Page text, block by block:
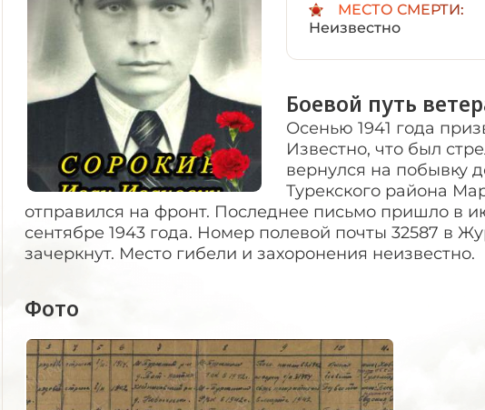
МЕСТО СМЕРТИ:
Неизвестно
Боевой путь
Осенью 1941 года
Известно, что был
вернулся на побывку
Турекского района
отправился на фронт. Последнее письмо пришло в
сентябре 1943 года. Номер полевой почты 32587 в
зачеркнут. Место гибели и захоронения неизвестно.
Фото